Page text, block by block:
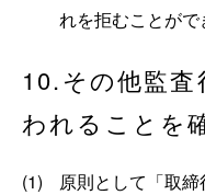
れを拒むことがで
10.その他監
われることを
(1)
原則として「取